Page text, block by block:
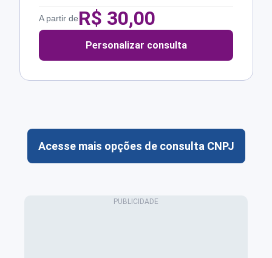
A partir deR$ 30,00
Personalizar consulta
Acesse mais opções de consulta CNPJ